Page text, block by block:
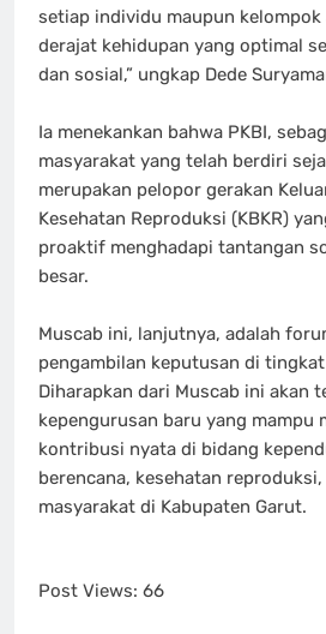
setiap individu maupun
derajat kehidupan yang optimal
dan sosial,” ungkap Dede
‎​Ia menekankan bahwa PKBI,
masyarakat yang telah berdiri
merupakan pelopor gerakan
Kesehatan Reproduksi (KBKR)
proaktif menghadapi tantangan
besar.
‎​Muscab ini, lanjutnya, adalah
pengambilan keputusan di
Diharapkan dari Muscab ini akan
kepengurusan baru yang mampu
kontribusi nyata di bidang
berencana, kesehatan
masyarakat di Kabupaten Garut.
Post Views: 66